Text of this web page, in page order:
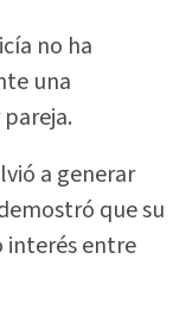
no ha
una
a generar
que su
entre